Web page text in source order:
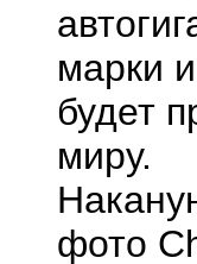
марки
будет
миру.
фото